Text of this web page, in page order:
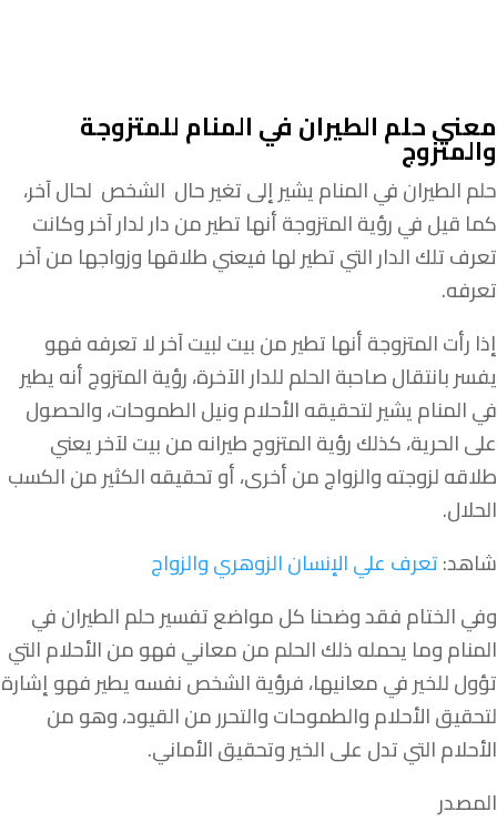
معنى حلم الطيران في المنام للمتزوجة
والمتزوج
حلم الطيران في المنام يشير إلى تغير حال الشخص لحال آخر،
كما قيل في رؤية المتزوجة أنها تطير من دار لدار آخر وكانت
تعرف تلك الدار التي تطير لها فيعني طلاقها وزواجها من آخر
تعرفه.
إذا رأت المتزوجة أنها تطير من بيت لبيت آخر لا تعرفه فهو
يفسر بانتقال صاحبة الحلم للدار الآخرة، رؤية المتزوج أنه يطير
في المنام يشير لتحقيقه الأحلام ونيل الطموحات، والحصول
على الحرية، كذلك رؤية المتزوج طيرانه من بيت لآخر يعني
طلاقه لزوجته والزواج من أخرى، أو تحقيقه الكثير من الكسب
الحلال.
شاهد:تعرف علي الإنسان الزوهري والزواج
وفي الختام فقد وضحنا كل مواضع تفسير حلم الطيران في
المنام وما يحمله ذلك الحلم من معاني فهو من الأحلام التي
تؤول للخير في معانيها، فرؤية الشخص نفسه يطير فهو إشارة
لتحقيق الأحلام والطموحات والتحرر من القيود، وهو من
الأحلام التي تدل على الخير وتحقيق الأماني.
المصدر